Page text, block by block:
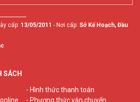
cấp: 13/05/2011 - Nơi cấp: Sở Kế Hoạch, Đầu
SÁCH
- Hình thức thanh toán
- Phương thức vận chuyển